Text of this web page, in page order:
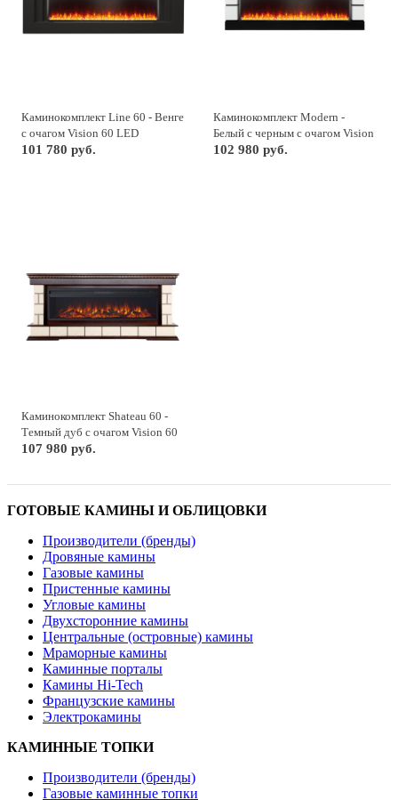
Каминокомплект Line 60 - Венге
с очагом Vision 60 LED
101 780 руб.
Каминокомплект Modern -
Белый с черным с очагом Vision
60 LED
102 980 руб.
Каминокомплект Shateau 60 -
Темный дуб с очагом Vision 60
LOG LED
107 980 руб.
ГОТОВЫЕ КАМИНЫ И ОБЛИЦОВКИ
Производители (бренды)
Дровяные камины
Газовые камины
Пристенные камины
Угловые камины
Двухсторонние камины
Центральные (островные) камины
Мраморные камины
Каминные порталы
Камины Hi-Tech
Французские камины
Электрокамины
КАМИННЫЕ ТОПКИ
Производители (бренды)
Газовые каминные топки